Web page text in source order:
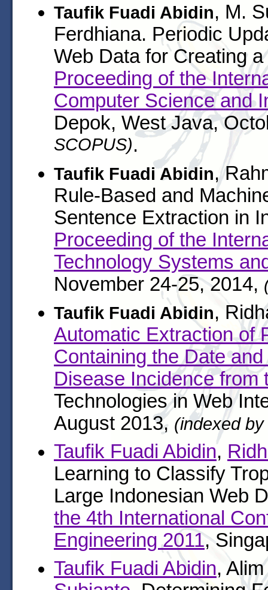
Taufik Fuadi Abidin, M.
Ferdhiana. Periodic
Web Data for Creating
Proceeding of the
Computer Science and
Depok, West Java,
SCOPUS).
Taufik Fuadi Abidin,
Rule-Based and
Sentence Extraction in
Proceeding of the
Technology Systems
November 24-25, 2014,
Taufik Fuadi Abidin,
Automatic Extraction of
Containing the Date
Disease Incidence from
Technologies in Web
August 2013, (indexed
Taufik Fuadi Abidin,
Learning to Classify
Large Indonesian Web
the 4th International
Engineering 2011,
Taufik Fuadi Abidin,